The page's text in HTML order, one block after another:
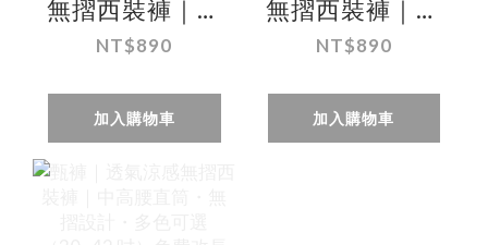
無摺西裝褲｜中
高腰直筒・無摺
列（30~42 吋）
免費改長
NT$890
加入購物車
無摺西裝褲｜中
高腰直筒・無摺
（30~42 吋）免
費改長
NT$890
加入購物車